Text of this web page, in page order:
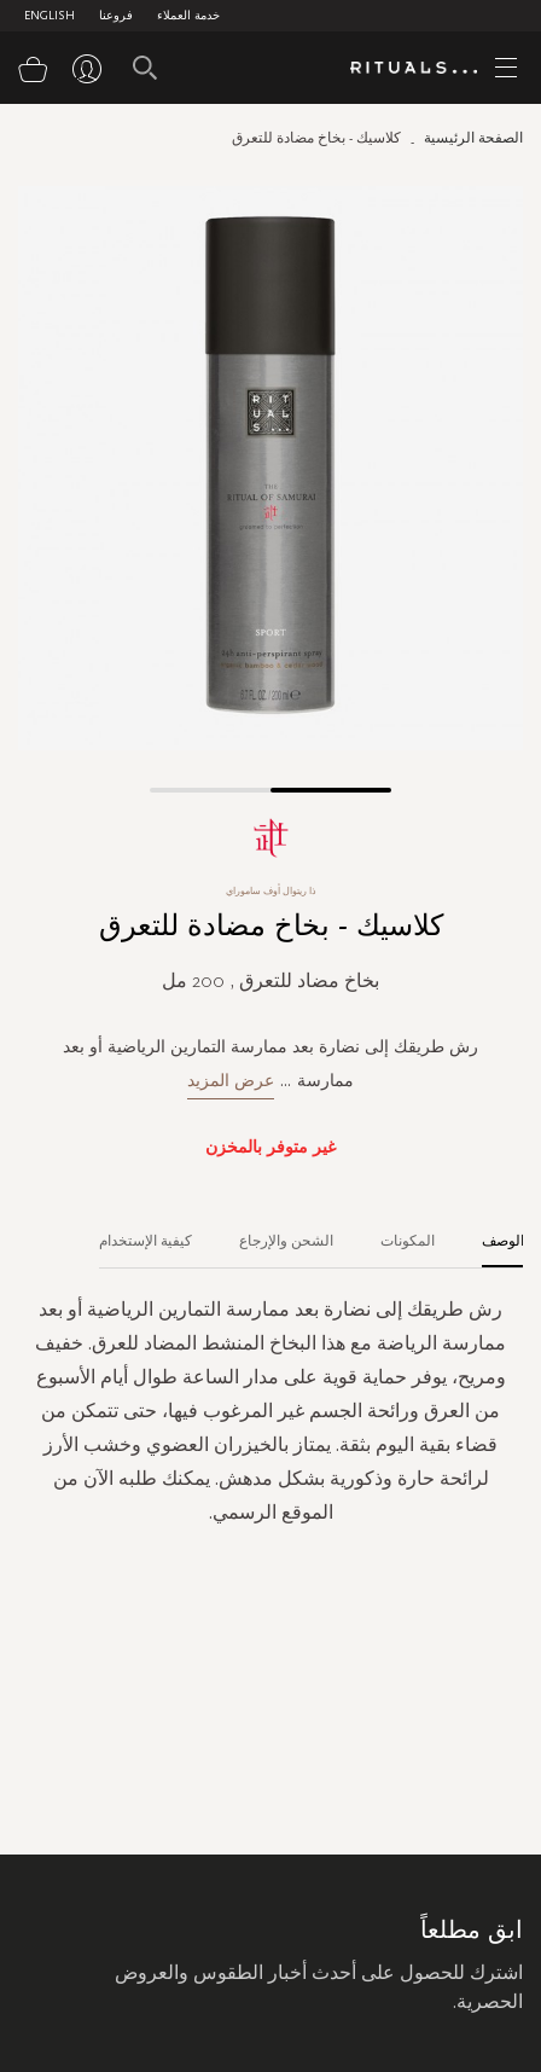
ENGLISH فروعنا خدمة العملاء
الصفحة الرئيسية كلاسيك - بخاخ مضادة للتعرق
ذا ريتوال أوف ساموراي
كلاسيك - بخاخ مضادة للتعرق
بخاخ مضاد للتعرق , 200 مل
رش طريقك إلى نضارة بعد ممارسة التمارين الرياضية أو بعد
ممارسة ... عرض المزيد
غير متوفر بالمخزن
الوصف
رش طريقك إلى نضارة بعد ممارسة التمارين الرياضية أو بعد
ممارسة الرياضة مع هذا البخاخ المنشط المضاد للعرق. خفيف
ومريح، يوفر حماية قوية على مدار الساعة طوال أيام الأسبوع
من العرق ورائحة الجسم غير المرغوب فيها، حتى تتمكن من
قضاء بقية اليوم بثقة. يمتاز بالخيزران العضوي وخشب الأرز
لرائحة حارة وذكورية بشكل مدهش. يمكنك طلبه الآن من
الموقع الرسمي.
المكونات الشحن والإرجاع كيفية الإستخدام
ابق مطلعاً
اشترك للحصول على أحدث أخبار الطقوس والعروض
الحصرية.